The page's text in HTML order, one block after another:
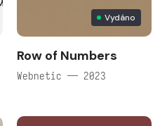
Vydáno
Row of Numbers
Webnetic — 2023